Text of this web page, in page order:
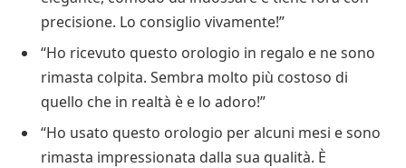
precisione. Lo consiglio vivamente!”
“Ho ricevuto questo orologio in regalo e ne sono
rimasta colpita. Sembra molto più costoso di
quello che in realtà è e lo adoro!”
“Ho usato questo orologio per alcuni mesi e sono
rimasta impressionata dalla sua qualità. È